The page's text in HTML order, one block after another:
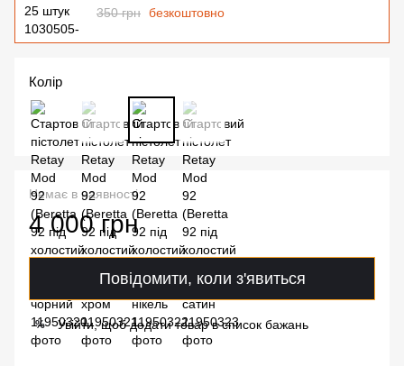
350 грн безкоштовно
Колір
Немає в наявності
4 000 грн
Повідомити, коли з'явиться
% Увійти, щоб додати товар в список бажань